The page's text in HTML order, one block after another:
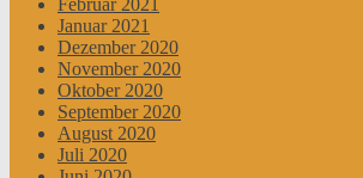
Februar 2021
Januar 2021
Dezember 2020
November 2020
Oktober 2020
September 2020
August 2020
Juli 2020